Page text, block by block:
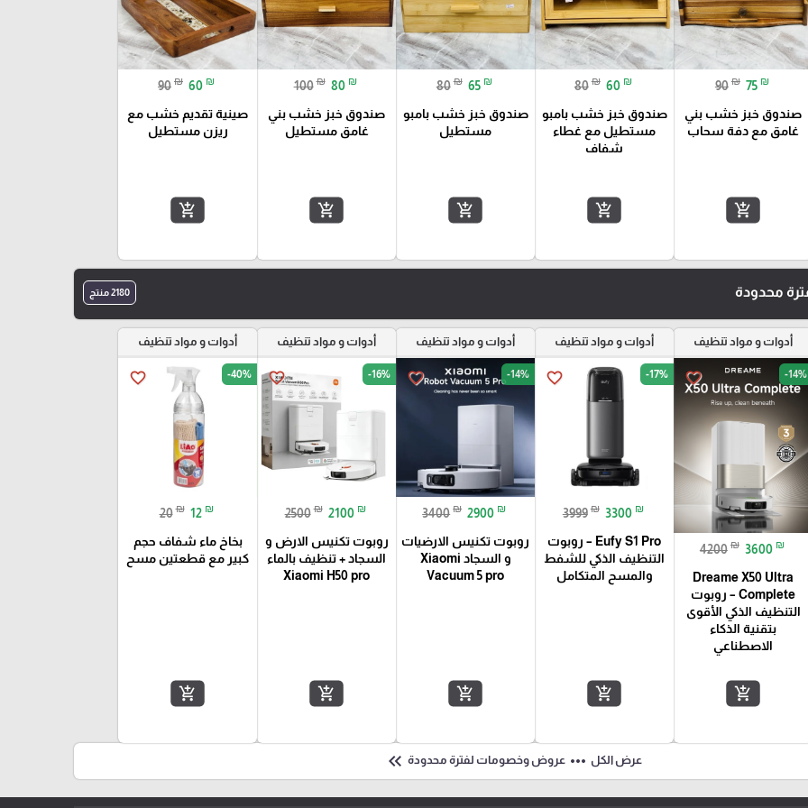
D-
90 ₪ 75 ₪
صندوق خبز خشب بني
غامق مع دفة سحاب
add_shopping_cart
80 ₪ 60 ₪
صندوق خبز خشب بامبو
مستطيل مع غطاء
شفاف
add_shopping_cart
80 ₪ 65 ₪
صندوق خبز خشب بامبو
مستطيل
add_shopping_cart
100 ₪ 80 ₪
صندوق خبز خشب بني
غامق مستطيل
add_shopping_cart
90 ₪ 60 ₪
صينية تقديم خشب مع
ريزن مستطيل
add_shopping_cart
محدودة 2180 منتج
أدوات و مواد تنظيف
favorite_border -14%
4200 ₪ 3600 ₪
Dreame X50 Ultra
Complete – روبوت
التنظيف الذكي الأقوى
بتقنية الذكاء
الاصطناعي
add_shopping_cart
أدوات و مواد تنظيف
favorite_border -17%
3999 ₪ 3300 ₪
Eufy S1 Pro – روبوت
التنظيف الذكي للشفط
والمسح المتكامل
add_shopping_cart
أدوات و مواد تنظيف
favorite_border -14%
3400 ₪ 2900 ₪
روبوت تكنيس الارضيات
و السجاد Xiaomi
Vacuum 5 pro
add_shopping_cart
أدوات و مواد تنظيف
favorite_border -16%
2500 ₪ 2100 ₪
روبوت تكنيس الارض و
السجاد + تنظيف بالماء
Xiaomi H50 pro
add_shopping_cart
أدوات و مواد تنظيف
favorite_border -40%
20 ₪ 12 ₪
بخاخ ماء شفاف حجم
كبير مع قطعتين مسح
add_shopping_cart
عرض الكل more_horiz عروض وخصومات لفترة محدودة keyboard_double_arrow_left